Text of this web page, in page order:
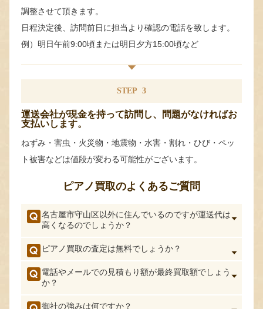
調整させて頂きます。
日程決定後、訪問前日に担当より確認の電話を致します。
例）明日午前9:00頃または明日夕方15:00頃など
STEP 3
運送会社が現金を持って訪問し、問題がなければお
支払いします。
ねずみ・害虫・火災物・地震物・水害・割れ・ひび・ペッ
ト被害などは値段が変わる可能性がございます。
ピアノ買取のよくあるご質問
名古屋市守山区以外に住んでいるのですが運送代は
高くなるのでしょうか？
ピアノ買取の査定は無料でしょうか？
電話やメールでの見積もり額が最終買取額でしょう
か？
御社の強みは何ですか？